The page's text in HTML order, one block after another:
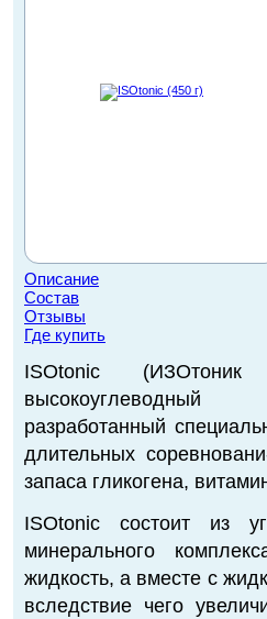
Описание
Состав
Отзывы
Где купить
ISOtonic
высокоуглеводный
разработанный
длительных
запаса гликогена,
ISOtonic состоит из
минерального
жидкость, а вместе с
вследствие чего